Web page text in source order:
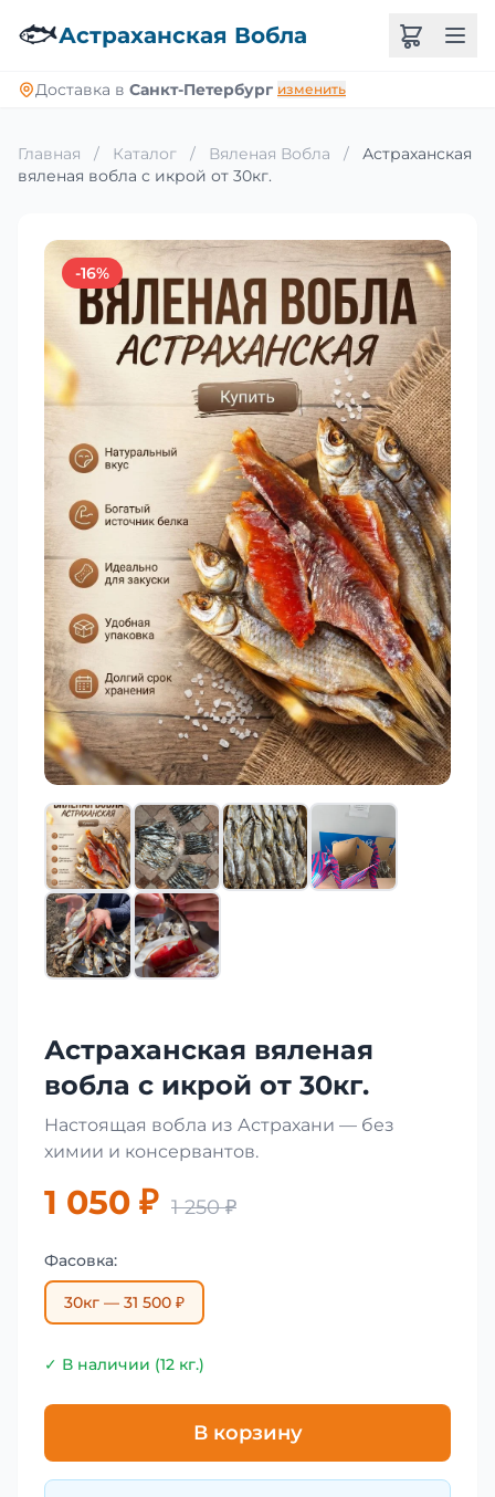
🐟Астраханская Вобла
Доставка в Санкт-Петербург изменить
Главная / Каталог / Вяленая Вобла /
Астраханская
вяленая вобла с икрой от 30кг.
-16%
Астраханская вяленая
вобла с икрой от 30кг.
Настоящая вобла из Астрахани — без
химии и консервантов.
1 050 ₽ 1 250 ₽
Фасовка:
30кг — 31 500 ₽
✓ В наличии (12 кг.)
В корзину